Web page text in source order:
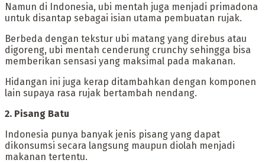
Namun di Indonesia, ubi mentah juga menjadi primadona
untuk disantap sebagai isian utama pembuatan rujak.
‎Berbeda dengan tekstur ubi matang yang direbus atau
digoreng, ubi mentah cenderung crunchy sehingga bisa
memberikan sensasi yang maksimal pada makanan.
Hidangan ini juga kerap ditambahkan dengan komponen
lain supaya rasa rujak bertambah nendang.
‎2. Pisang Batu
‎Indonesia punya banyak jenis pisang yang dapat
dikonsumsi secara langsung maupun diolah menjadi
makanan tertentu.